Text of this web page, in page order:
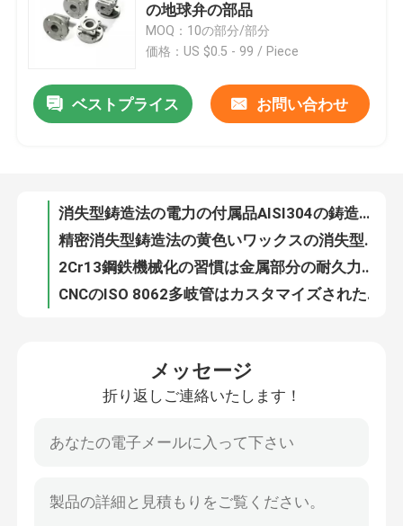
私達について
品質管理
私達に連絡しなさい
消失型鋳造法の部品
の地球弁の部品
MOQ：10の部分/部分
価格：US $0.5 - 99 / Piece
ベストプライス お問い合わせ
消失型鋳造法の電力の付属品AISI304の鋳造物のステンレス鋼の部品
熱処理の無くなったワックスの消失型鋳造法の炭素鋼のトレーラーのハンドルISO9001
化学工業の無くなったワックスの消失型鋳造法の回転式ダイヤフラム弁の部品
ステンレス鋼AISI 316Lの精密ポンプのための無くなったワックスの消失型鋳造法のインペラー
ステンレス鋼の消失型鋳造法OEMは食糧装置のためのワックスの投げる部品を失った
メッセージ
折り返しご連絡いたします！